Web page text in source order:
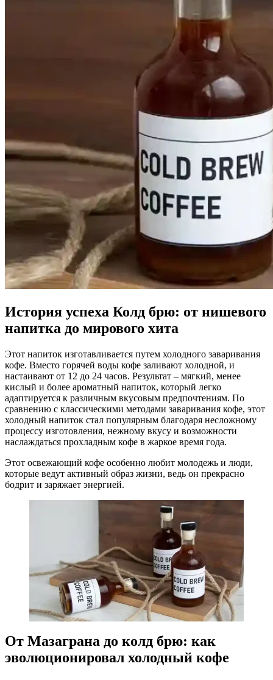
История успеха Колд брю: от нишевого
напитка до мирового хита
Этот напиток изготавливается путем холодного заваривания
кофе. Вместо горячей воды кофе заливают холодной, и
настаивают от 12 до 24 часов. Результат – мягкий, менее
кислый и более ароматный напиток, который легко
адаптируется к различным вкусовым предпочтениям. По
сравнению с классическими методами заваривания кофе, этот
холодный напиток стал популярным благодаря несложному
процессу изготовления, нежному вкусу и возможности
наслаждаться прохладным кофе в жаркое время года.
Этот освежающий кофе особенно любит молодежь и люди,
которые ведут активный образ жизни, ведь он прекрасно
бодрит и заряжает энергией.
От Мазаграна до колд брю: как
эволюционировал холодный кофе